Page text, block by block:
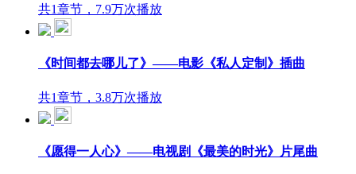
共1章节，7.9万次播放
《时间都去哪儿了》——电影《私人定制》插曲
共1章节，3.8万次播放
《愿得一人心》——电视剧《最美的时光》片尾曲